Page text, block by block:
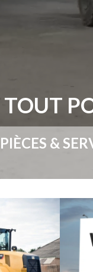
PIÈCES &